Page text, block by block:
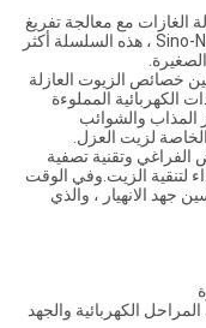
الغازات مع معالجة تفريغ
حرارية ومزدوجة المرحلة.بالمقارنة مع Sino-NSH-VF ، هذه السلسلة أكثر
خصائص الزيوت العازلة
الكهربائية المملوءة
المذاب والشوائب
لزيت العزل.
الفراغي وتقنية تصفية
لتنقية الزيت.وفي الوقت
جهد الانهيار ، والذي
الكهربائية والجهد